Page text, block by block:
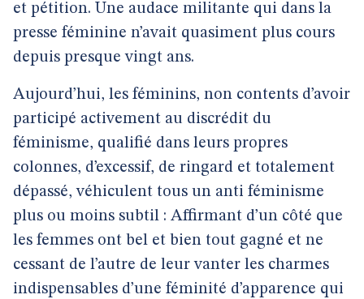
et pétition. Une audace militante qui dans la
presse féminine n’avait quasiment plus cours
depuis presque vingt ans.
Aujourd’hui, les féminins, non contents d’avoir
participé activement au discrédit du
féminisme, qualifié dans leurs propres
colonnes, d’excessif, de ringard et totalement
dépassé, véhiculent tous un anti féminisme
plus ou moins subtil : Affirmant d’un côté que
les femmes ont bel et bien tout gagné et ne
cessant de l’autre de leur vanter les charmes
indispensables d’une féminité d’apparence qui